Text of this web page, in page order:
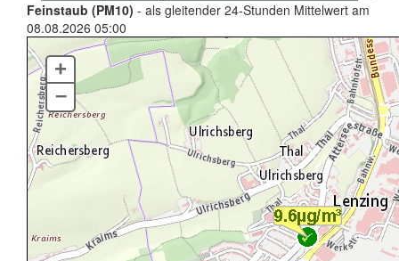
Feinstaub (PM10) - als gleitender 24-Stunden Mittelwert am
08.08.2026 05:00
+
–